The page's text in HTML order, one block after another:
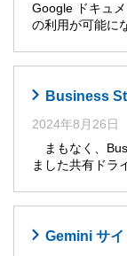
Google ドキュ
の利用が可能に
Business
2024年8月26日
まもなく、
ました共有ドラ
Gemini サ